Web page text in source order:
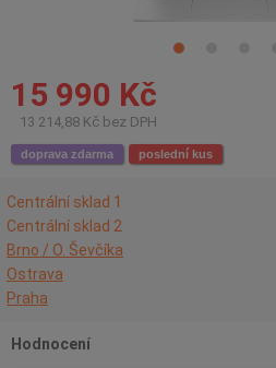
15 990 Kč
13 214,88 Kč bez DPH
doprava zdarma poslední kus
Centrální sklad 1
Centrální sklad 2
Brno / O. Ševčíka
Ostrava
Praha
Hodnocení